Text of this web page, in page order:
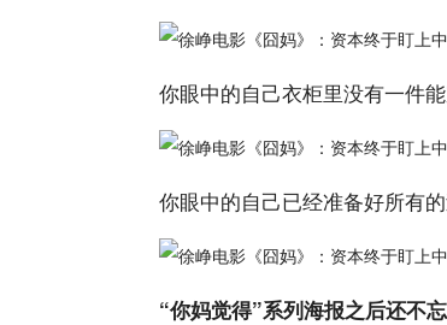
你眼中的自己衣柜里没有一件
你眼中的自己已经准备好所有
“你妈觉得”系列海报之后还不忘